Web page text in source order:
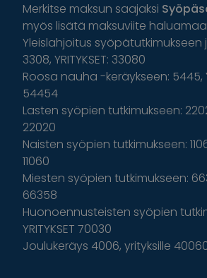
Merkitse maksun saajaksi
myös lisätä maksuviite
Yleislahjoitus
3308, YRITYKSET: 33080
Roosa nauha -keräykseen: 5445,
54454
Lasten syöpien tutkimukseen: 2202,
22020
Naisten syöpien tutkimukseen: 1106,
11060
Miesten syöpien tutkimukseen:
66358
Huonoennusteisten syöpien
YRITYKSET 70030
Joulukeräys 4006, yrityksille